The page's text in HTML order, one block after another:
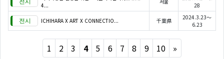
4...
28
ICHIHARA X ART X CONNECTIO... 千葉県
2024.3.23～
6.23
1 2 3 4 5 6 7 8 9 10 »